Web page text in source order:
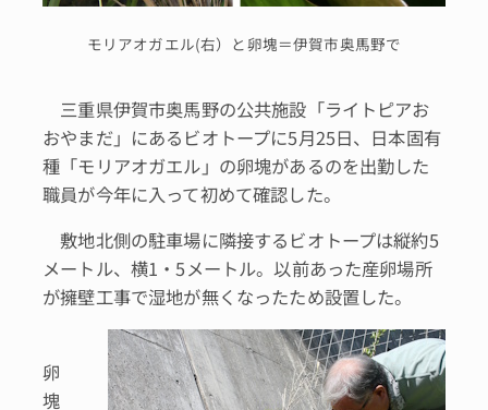
モリアオガエル(右）と卵塊＝伊賀市奥馬野で
三重県伊賀市奥馬野の公共施設「ライトピアお
おやまだ」にあるビオトープに5月25日、日本固有
種「モリアオガエル」の卵塊があるのを出勤した
職員が今年に入って初めて確認した。
敷地北側の駐車場に隣接するビオトープは縦約5
メートル、横1・5メートル。以前あった産卵場所
が擁壁工事で湿地が無くなったため設置した。
卵
塊